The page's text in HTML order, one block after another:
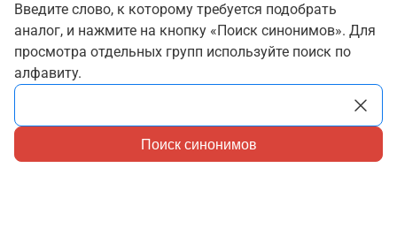
Введите слово, к которому требуется подобрать
аналог, и нажмите на кнопку «Поиск синонимов». Для
просмотра отдельных групп используйте поиск по
алфавиту.
Поиск синонимов